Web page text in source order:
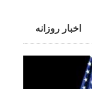
اخبار روزانه